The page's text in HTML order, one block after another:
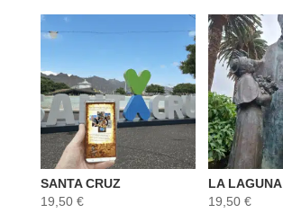
SANTA CRUZ
19,50 €
LA LAGUNA
19,50€